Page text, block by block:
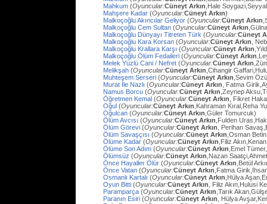
Mahkum (Oyuncular:Cüneyt Arkın ,Hale
Mahşere Kadar (Oyuncular:Cüneyt Arkın)
Malkoçoğlu Akıncılar Geliyor (Oyuncular:Cüneyt Arkın
Malkoçoğlu Cem Sultan (Oyuncular:Cüneyt Arkın
Malkoçoğlu Dünyayı Titreten Türk (Oyuncular:Cüneyt
Malkoçoğlu Kara Korsan (Oyuncular:Cüneyt Arkın ,
Malkoçoğlu Krallara Karşı (Oyuncular:Cüneyt Arkın
Malkoçoğlu Ölüm Fedaileri (Oyuncular:Cüneyt Arkın
Melek Yüzlü Cani / Nefret (Oyuncular:Cüneyt Arkın
Melikşah (Oyuncular:Cüneyt Arkın ,Cihangir
Muhteşem Serseri (Oyuncular:Cüneyt Arkın ,Sevim
Murat İle Nazlı (Oyuncular:Cüneyt Arkın , Fatma
Namus Borcu (Oyuncular:Cüneyt Arkın ,Zeynep
Öğretmen Kemal (Oyuncular:Cüneyt Arkın , Fikret
Oğul (Oyuncular:Cüneyt Arkın ,Kahraman Kıral,Reha
Oğulcan (Oyuncular:Cüneyt Arkın ,Güler Tomurcuk)
Ölüm Avcısı (Oyuncular:Cüneyt Arkın ,Fulden
Ölüm Görevi (Oyuncular:Cüneyt Arkın , Perihan
Ölüm Savaşçısı (Oyuncular:Cüneyt Arkın ,Osman
Ölüme Kadar (Oyuncular:Cüneyt Arkın ,Filiz
Ölüme Son Adım (Oyuncular:Cüneyt Arkın ,Emel
Ölümsüz (Oyuncular:Cüneyt Arkın ,Nazan
Önce Hayaller Ölür (Oyuncular:Cüneyt Arkın ,Betül
Önce Vatan (Oyuncular:Cüneyt Arkın ,Fatma
Osmanlı Kartalı (Oyuncular:Cüneyt Arkın ,Hülya
Oyun Bitti (Oyuncular:Cüneyt Arkın , Filiz Akın,Hulusi
Paramparça (Oyuncular:Cüneyt Arkın ,Tarık
Paranın Esiri (Oyuncular:Cüneyt Arkın , Hülya